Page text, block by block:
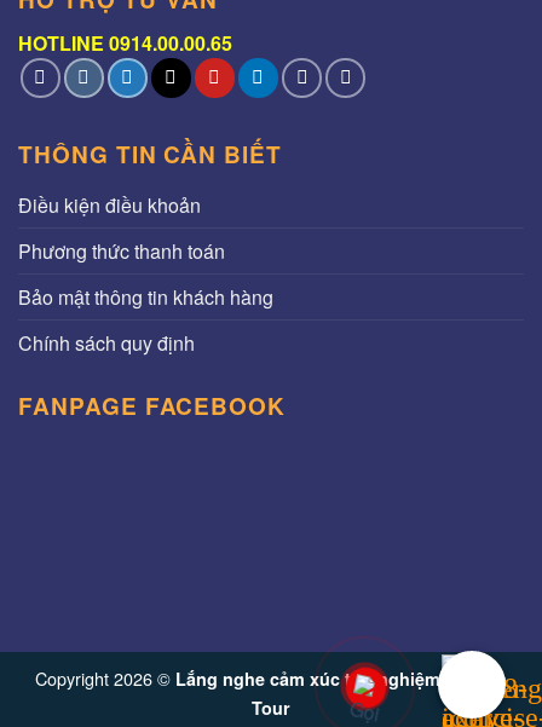
HOTLINE 0914.00.00.65
THÔNG TIN CẦN BIẾT
Điều kiện điều khoản
Phương thức thanh toán
Bảo mật thông tin khách hàng
Chính sách quy định
FANPAGE FACEBOOK
Copyright 2026 © Lắng nghe cảm xúc trải nghiệm từ Vinh
Tour